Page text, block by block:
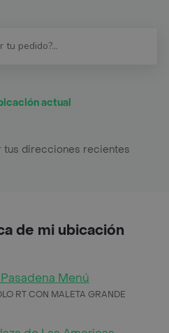
actual
tus direcciones recientes
de mi ubicación
Menú
RT CON MALETA GRANDE